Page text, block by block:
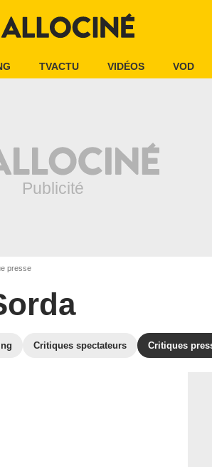
TVACTU VIDÉOS VOD
presse
Critiques spectateurs Critiques